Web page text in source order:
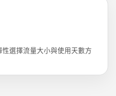
選擇流量大小與使用天數方